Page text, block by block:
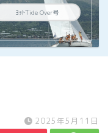
ﾖｯﾄTide Over号
2025年5月11日